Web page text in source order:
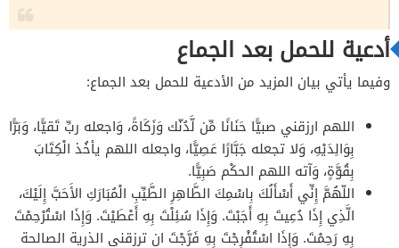
أدعية للحمل بعد الجماع
وفيما يأتي بيان المزيد من الأدعية للحمل بعد الجماع:
اللهم ارزقني صبيًّا حَنَانًا مِّن لَّدُنّك وَزَكَاةً، وَاجعله ربِّ تَقيًّا، وَبَرًّا
بِوَالِدَيْهِ، وَلا تجعله جَبَّارًا عَصِيًّا، واجعله اللهم يأخُذ الْكِتَابَ
بِقُوَّةٍ، وَآته اللهم الحكْم صَبِيًّا.
اللّهُمَّ إِنِّي أَسْأَلُكَ بِاسْمِكَ الطَّاهِرِ الطَّيِّبِ الْمُبَارَكِ الأَحَبَّ إِلَيْكَ،
الَّذِي إِذَا دُعِيتَ بِهِ أَجَبْتَ. وَإِذَا سُئِلْتَ بِهِ أَعْطَيْتَ. وَإِذَا اسْتُرْحِمْتَ
بِهِ رَحِمْتَ. وَإِذَا اسْتُفْرِجْتَ بِهِ فَرَّجْتَ ان ترزقنى الذرية الصالحة